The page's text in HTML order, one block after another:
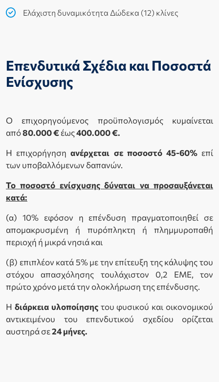
Ελάχιστη δυναμικότητα Δώδεκα (12) κλίνες
Επενδυτικά Σχέδια και Ποσοστά
Ενίσχυσης
Ο επιχορηγούμενος προϋπολογισμός κυμαίνεται
από80.000 €έως400.000 €.
Η επιχορήγησηανέρχεται σε ποσοστό 45-60%επί
των υποβαλλόμενων δαπανών.
Το ποσοστό ενίσχυσης δύναται να προσαυξάνεται
κατά:
(α) 10% εφόσον η επένδυση πραγματοποιηθεί σε
απομακρυσμένη ή πυρόπληκτη ή πλημμυροπαθή
περιοχή ή μικρά νησιά και
(β) επιπλέον κατά 5% με την επίτευξη της κάλυψης του
στόχου απασχόλησης τουλάχιστον 0,2 ΕΜΕ, τον
πρώτο χρόνο μετά την ολοκλήρωση της επένδυσης.
Η διάρκεια υλοποίησηςτου φυσικού και οικονομικού
αντικειμένου του επενδυτικού σχεδίου ορίζεται
αυστηρά σε24 μήνες.